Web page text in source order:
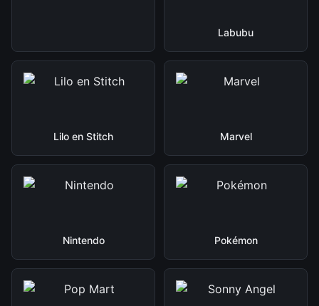
Labubu
Lilo en Stitch Marvel
Nintendo Pokémon